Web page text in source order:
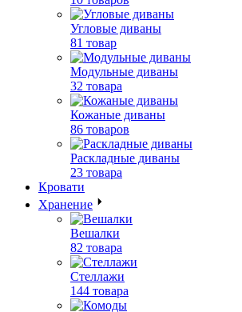
Угловые диваны
81 товар
Модульные диваны
32 товара
Кожаные диваны
86 товаров
Раскладные диваны
23 товара
Кровати
Хранение
Вешалки
82 товара
Стеллажи
144 товара